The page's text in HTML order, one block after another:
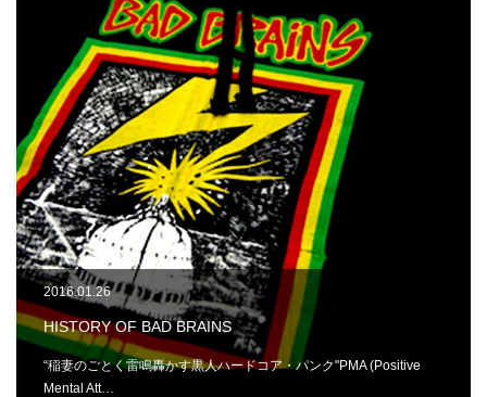
2016.01.26
HISTORY OF BAD BRAINS
“稲妻のごとく雷鳴轟かす黒人ハードコア・パンク"PMA (Positive
Mental Att…